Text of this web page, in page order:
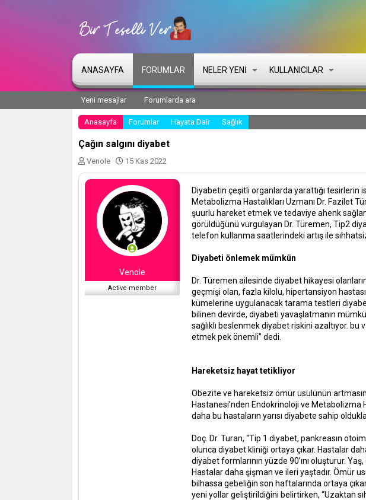
ANASAYFA FORUMLAR NELER YENI KULLANICILAR
Yeni mesajlar Forumlarda ara
Anasayfa Forumlar Hayata Dair Sağlık
Çağın salgını diyabet
K
o
n
Venole
B
a
ş
l
a
n
g
ı
ç
t
r
i
15 Kas 2022
Venole
Active member
Diyabetin çeşitli organlarda yarattığı
Metabolizma Hastalıkları Uzmanı Dr. Fazilet
şuurlu hareket etmek ve tedaviye ahenk
görüldüğünü vurgulayan Dr. Türemen, Tip2
telefon kullanma saatlerindeki artış ile
Diyabeti önlemek mümkün
Dr. Türemen ailesinde diyabet hikayesi
geçmişi olan, fazla kilolu, hipertansiyon
kümelerine uygulanacak tarama testleri
bilinen devirde, diyabeti yavaşlatmanın
sağlıklı beslenmek diyabet riskini azaltıyor.
etmek pek önemli” dedi.
Hareketsiz hayat tetikliyor
Obezite ve hareketsiz ömür usulünün
Hastanesi’nden Endokrinoloji ve Metabolizma
daha bu hastaların yarısı diyabete sahip
Doç. Dr. Turan, “Tip 1 diyabet, pankreasın
olunca diyabet kliniği ortaya çıkar. Hastalar
diyabet formlarının yüzde 90’ını oluşturur.
Hastalar daha şişman ve ileri yaştadır. Ömür
bilhassa gebeliğin son haftalarında ortaya
yeni yollar geliştirildiğini belirtirken, “Uzaktan